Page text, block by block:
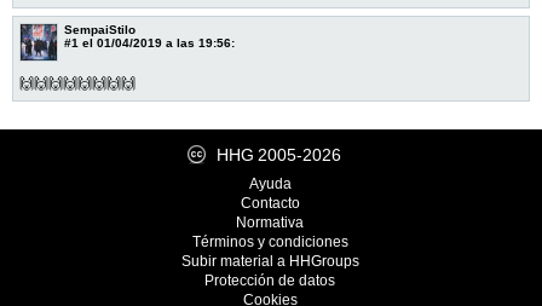
SempaiStilo
#1 el 01/04/2019 a las 19:56:
🙌🙌🙌🙌🙌🙌🙌🙌
HHG 2005-2026
Ayuda
Contacto
Normativa
Términos y condiciones
Subir material a HHGroups
Protección de datos
Cookies